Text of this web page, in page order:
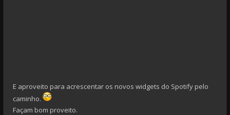
E aproveito para acrescentar os novos widgets do Spotify pelo
caminho.
Façam bom proveito.